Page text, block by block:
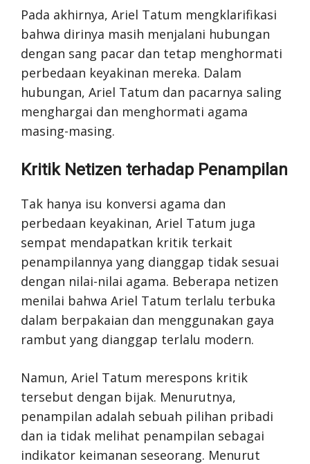
Pada akhirnya, Ariel Tatum mengklarifikasi
bahwa dirinya masih menjalani hubungan
dengan sang pacar dan tetap menghormati
perbedaan keyakinan mereka. Dalam
hubungan, Ariel Tatum dan pacarnya saling
menghargai dan menghormati agama
masing-masing.
Kritik Netizen terhadap Penampilan
Tak hanya isu konversi agama dan
perbedaan keyakinan, Ariel Tatum juga
sempat mendapatkan kritik terkait
penampilannya yang dianggap tidak sesuai
dengan nilai-nilai agama. Beberapa netizen
menilai bahwa Ariel Tatum terlalu terbuka
dalam berpakaian dan menggunakan gaya
rambut yang dianggap terlalu modern.
Namun, Ariel Tatum merespons kritik
tersebut dengan bijak. Menurutnya,
penampilan adalah sebuah pilihan pribadi
dan ia tidak melihat penampilan sebagai
indikator keimanan seseorang. Menurut